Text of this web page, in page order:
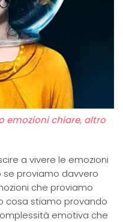
emozioni chiare, altro
a vivere le emozioni
proviamo davvero
che proviamo
cosa stiamo provando
emotiva che